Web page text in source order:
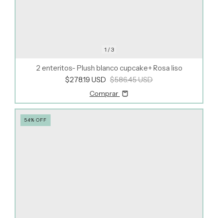
1 /3
2 enteritos- Plush blanco cupcake+ Rosa liso
$278.19 USD $586.45 USD
Comprar
54% OFF